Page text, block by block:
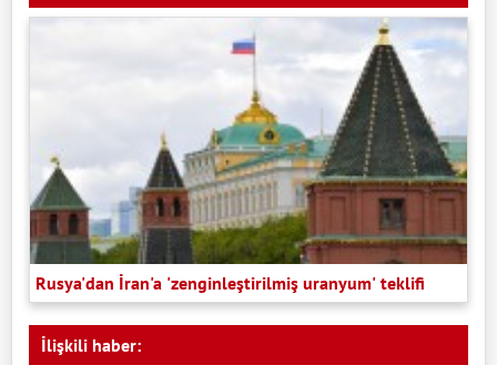
Rusya'dan İran'a 'zenginleştirilmiş uranyum' teklifi
İlişkili haber: